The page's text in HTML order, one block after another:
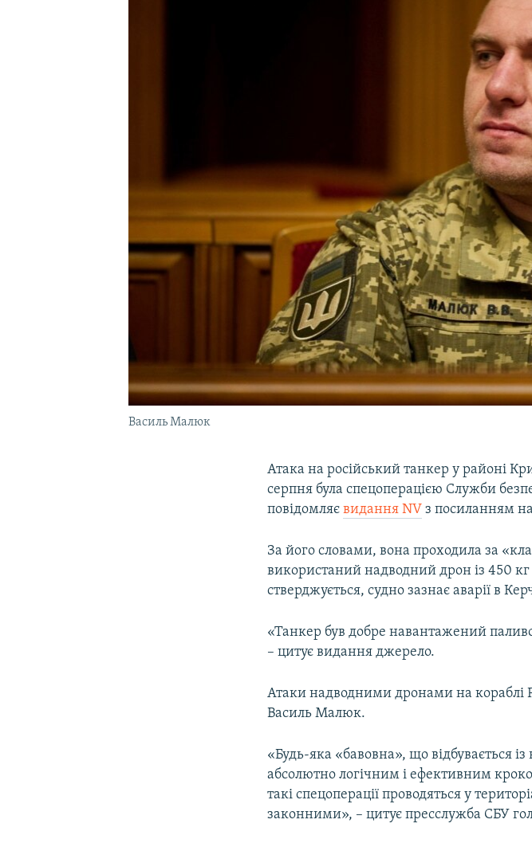
Василь Малюк
Атака на російський танкер у районі
серпня була спецоперацією Служби
повідомляєвидання NV з посиланням
За його словами, вона проходила за
використаний надводний дрон із 450 кг
стверджується, судно зазнає аварії в
«Танкер був добре навантажений
– цитує видання джерело.
Атаки надводними дронами на кораблі
Василь Малюк.
«Будь-яка «бавовна», що відбувається
абсолютно логічним і ефективним
такі спецоперації проводяться у
законними», – цитує пресслужба СБУ